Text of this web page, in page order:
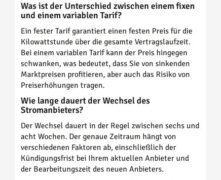
Was ist der Unterschied zwischen einem fixen
und einem variablen Tarif?
Ein fester Tarif garantiert einen festen Preis für die
Kilowattstunde über die gesamte Vertragslaufzeit.
Bei einem variablen Tarif kann der Preis hingegen
schwanken, was bedeutet, dass Sie von sinkenden
Marktpreisen profitieren, aber auch das Risiko von
Preiserhöhungen tragen.
Wie lange dauert der Wechsel des
Stromanbieters?
Der Wechsel dauert in der Regel zwischen sechs und
acht Wochen. Der genaue Zeitraum hängt von
verschiedenen Faktoren ab, einschließlich der
Kündigungsfrist bei Ihrem aktuellen Anbieter und
der Bearbeitungszeit des neuen Anbieters.